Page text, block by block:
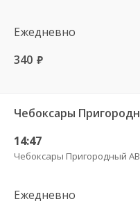
Ежедневно
340 руб.
14:47
Чебоксары Пригородный АВ
Ежедневно